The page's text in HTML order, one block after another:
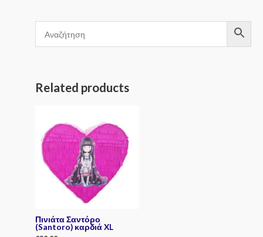
Related products
Πινιάτα Σαντόρο
(Santoro) καρδιά XL